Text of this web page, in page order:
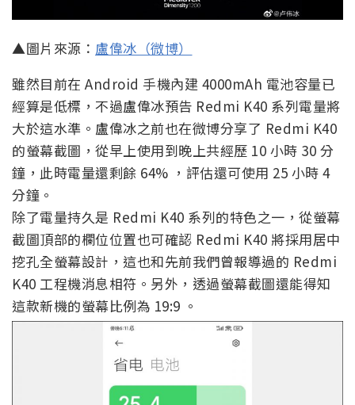
▲圖片來源： 盧偉冰（微博）
雖然目前在 Android 手機內建 4000mAh 電池容量已
經算是低標，不過盧偉冰預告 Redmi K40 系列電量將
大於這水準。盧偉冰之前也在微博分享了 Redmi K40
的螢幕截圖，從早上使用到晚上共經歷 10 小時 30 分
鐘，此時電量還剩餘 64% ，評估還可使用 25 小時 4
分鐘。
除了電量持久是 Redmi K40 系列的特色之一，從螢幕
截圖頂部的欄位位置也可確認 Redmi K40 將採用居中
挖孔全螢幕設計，這也和先前我們曾報導過的 Redmi
K40 工程機消息相符。另外，透過螢幕截圖還能得知
這款新機的螢幕比例為 19:9 。